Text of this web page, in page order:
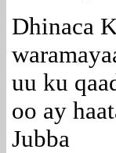
Dhinaca
uu ku
oo ay
Jubba